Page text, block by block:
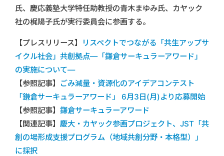
氏、慶応義塾大学特任助教授の青木まゆみ氏、カヤック
社の梶陽子氏が実行委員会に参画する。
【プレスリリース】
リスペクトでつながる「共生アップサ
イクル社会」共創拠点―「鎌倉サーキュラーアワード」
の実施について―
【参照記事】
ごみ減量・資源化のアイデアコンテスト
「鎌倉サーキュラーアワード」 6月3日(月)より応募開始
【参照記事】 鎌倉サーキュラーアワード
【関連記事】 慶大・カヤック参画プロジェクト、JST「共
創の場形成支援プログラム（地域共創分野・本格型）」
に採択